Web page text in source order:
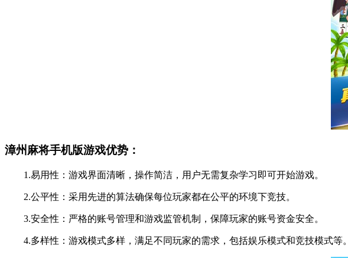
漳州麻将手机版游戏优势：
1.易用性：游戏界面清晰，操作简洁，用户无需复杂学习即可开始游戏。
2.公平性：采用先进的算法确保每位玩家都在公平的环境下竞技。
3.安全性：严格的账号管理和游戏监管机制，保障玩家的账号资金安全。
4.多样性：游戏模式多样，满足不同玩家的需求，包括娱乐模式和竞技模式等。